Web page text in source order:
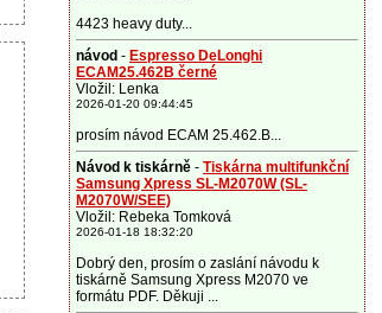
4423 heavy duty...
návod - Espresso DeLonghi
ECAM25.462B černé
Vložil: Lenka
2026-01-20 09:44:45
prosím návod ECAM 25.462.B...
Návod k tiskárně - Tiskárna multifunkční
Samsung Xpress SL-M2070W (SL-
M2070W/SEE)
Vložil: Rebeka Tomková
2026-01-18 18:32:20
Dobrý den, prosím o zaslání návodu k
tiskárně Samsung Xpress M2070 ve
formátu PDF. Děkuji ...